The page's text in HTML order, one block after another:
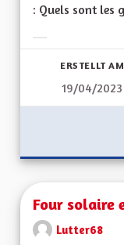
: Quels sont les
ERSTELLT AM
19/04/2023
Four solaire
Lutter68